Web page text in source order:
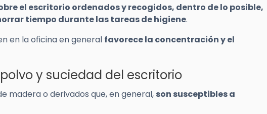
el escritorio ordenados y recogidos, dentro de lo posible,
tiempo durante las tareas de higiene.
en la oficina en general favorece la concentración y el
y suciedad del escritorio
madera o derivados que, en general, son susceptibles a